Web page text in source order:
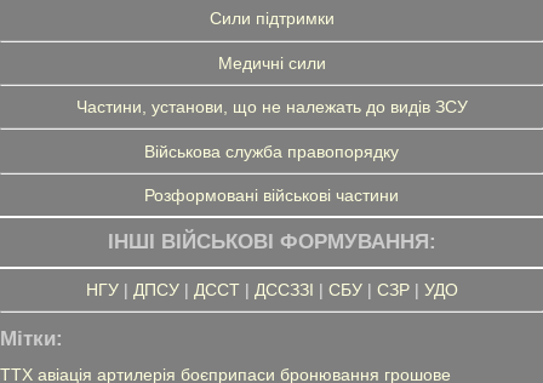
Сили підтримки
Медичні сили
Частини, установи, що не належать до видів ЗСУ
Військова служба правопорядку
Розформовані військові частини
ІНШІ ВІЙСЬКОВІ ФОРМУВАННЯ:
НГУ| ДПСУ| ДССТ| ДССЗЗІ | СБУ| СЗР| УДО
Мітки:
ТТХ авіація артилерія боєприпаси бронювання грошове